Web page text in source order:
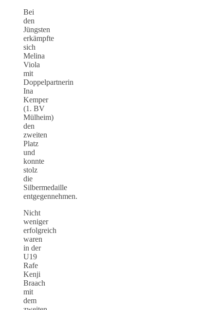
Bei
den
Jüngsten
erkämpfte
sich
Melina
Viola
mit
Doppelpartnerin
Ina
Kemper
(1. BV
Mülheim)
den
zweiten
Platz
und
konnte
stolz
die
Silbermedaille
entgegennehmen.
Nicht
weniger
erfolgreich
waren
in der
U19
Rafe
Kenji
Braach
mit
dem